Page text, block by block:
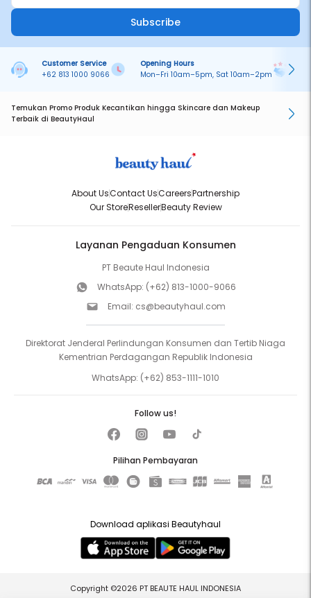
Subscribe
Customer Service
+62 813 1000 9066
Opening Hours
Mon–Fri 10am–5pm, Sat 10am–2pm
Temukan Promo Produk Kecantikan hingga Skincare dan Makeup
Terbaik di BeautyHaul
About UsContact UsCareersPartnership
Our StoreResellerBeauty Review
Layanan Pengaduan Konsumen
PT Beaute Haul Indonesia
WhatsApp: (+62) 813-1000-9066
Email: cs@beautyhaul.com
Direktorat Jenderal Perlindungan Konsumen dan Tertib Niaga
Kementrian Perdagangan Republik Indonesia
WhatsApp: (+62) 853-1111-1010
Pilihan Pembayaran
Follow us!
Download aplikasi Beautyhaul
Copyright ©2026 PT BEAUTE HAUL INDONESIA